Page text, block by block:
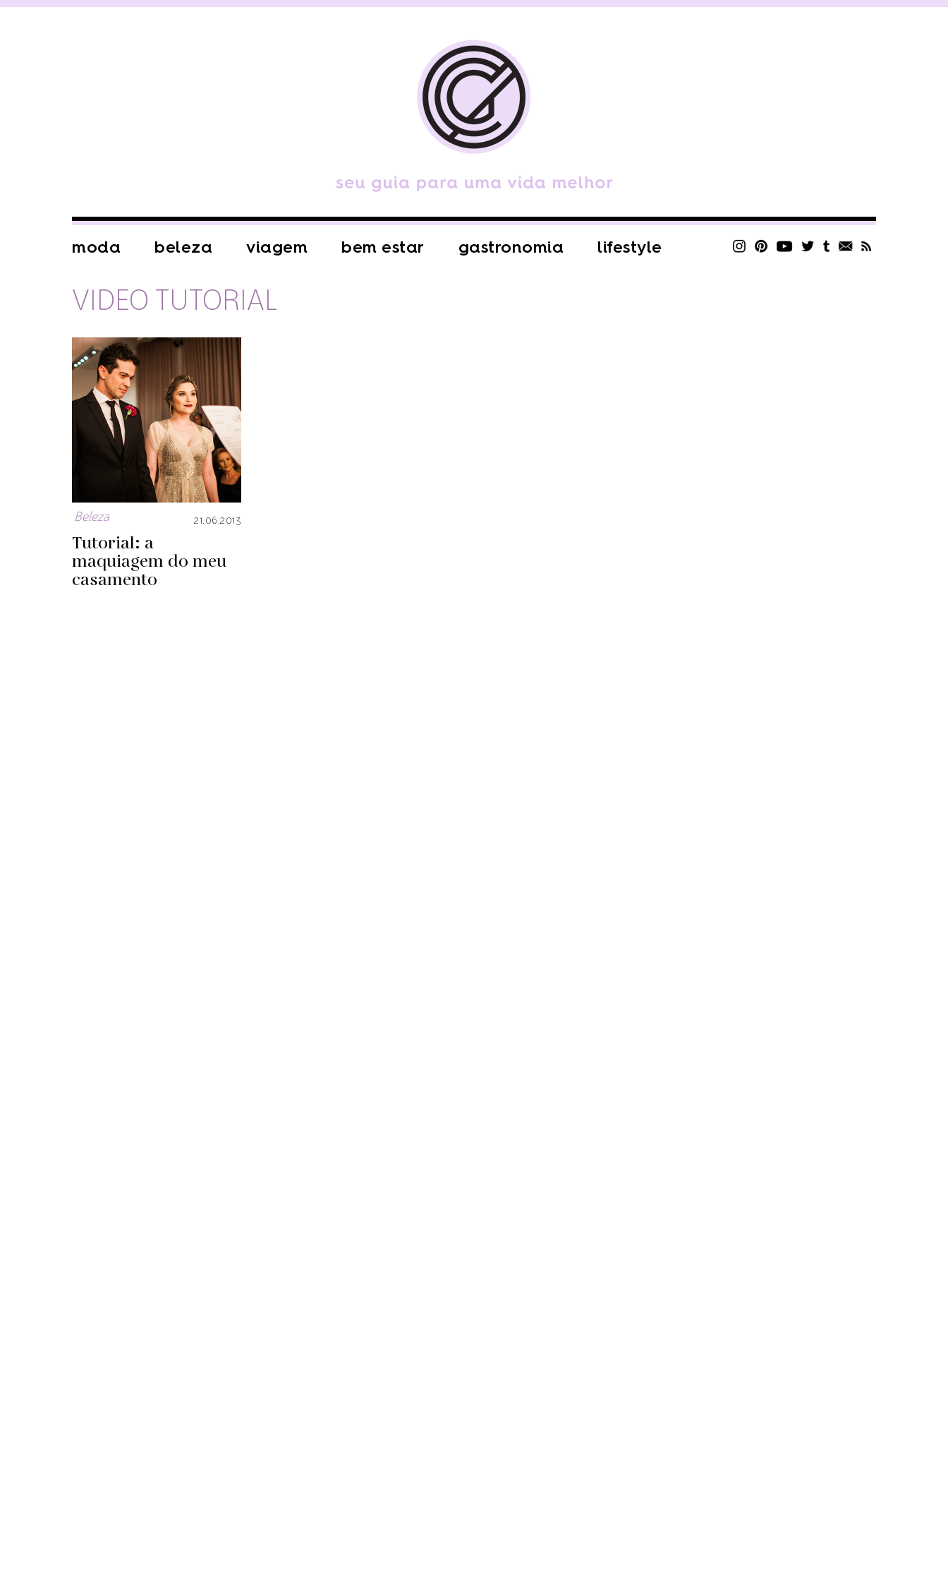
moda beleza viagem bem estar gastronomia lifestyle
VIDEO TUTORIAL
Beleza 21.06.2013
Tutorial: a
maquiagem do meu
casamento